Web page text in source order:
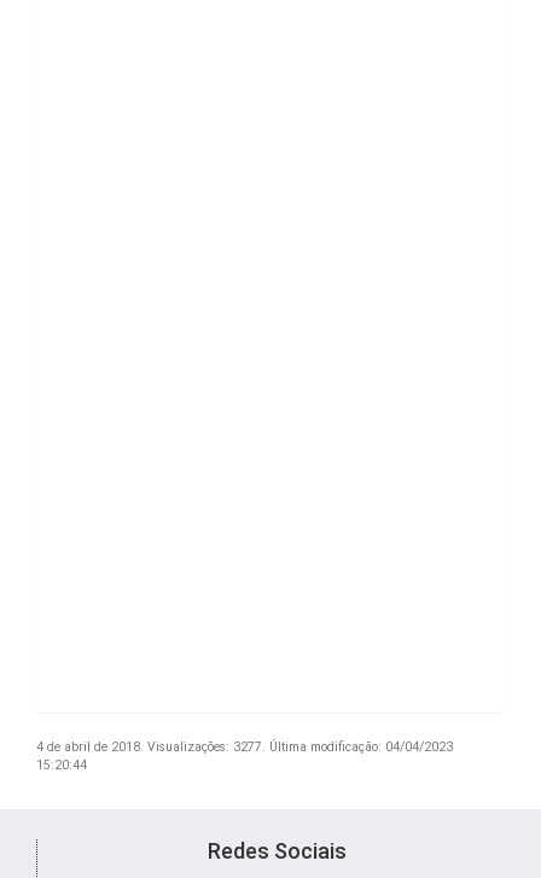
4 de abril de 2018. Visualizações: 3277. Última modificação: 04/04/2023
15:20:44
Redes Sociais